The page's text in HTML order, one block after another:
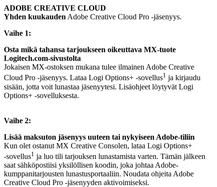
ADOBE CREATIVE CLOUD
Yhden kuukauden Adobe Creative Cloud Pro ‑jäsenyys.
Vaihe 1:
Osta mikä tahansa tarjoukseen oikeuttava MX-tuote
Logitech.com-sivustolta
Jokaisen MX-ostoksen mukana tulee ilmainen Adobe Creative
Cloud Pro -jäsenyys. Lataa Logi Options+ ‑sovellus1 ja kirjaudu
sisään, jotta voit lunastaa jäsenyytesi. Lisäohjeet löytyvät Logi
Options+ -sovelluksesta.
Vaihe 2:
Lisää maksuton jäsenyys uuteen tai nykyiseen Adobe-tiliin
Kun olet ostanut MX Creative Consolen, lataa Logi Options+
‑sovellus1 ja luo tili tarjouksen lunastamista varten. Tämän jälkeen
saat sähköpostiisi yksilöllisen koodin, joka johtaa Adobe-
kumppanitarjousten lunastusportaaliin. Noudata ohjeita Adobe
Creative Cloud Pro ‑jäsenyyden aktivoimiseksi.